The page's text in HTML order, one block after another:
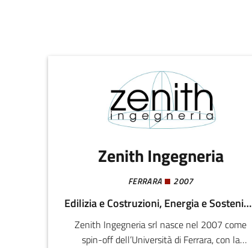
Zenith Ingegneria
FERRARA 2007
Edilizia e Costruzioni, Energia e Sostenibilità
Zenith Ingegneria srl nasce nel 2007 come
spin-off dell’Università di Ferrara, con la